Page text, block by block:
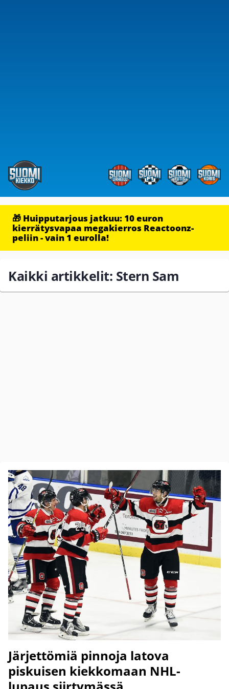
🎁 Huipputarjous jatkuu: 10 euron
kierrätysvapaa megakierros Reactoonz-
peliin - vain 1 eurolla!
Kaikki artikkelit: Stern Sam
Järjettömiä pinnoja latova
piskuisen kiekkomaan NHL-